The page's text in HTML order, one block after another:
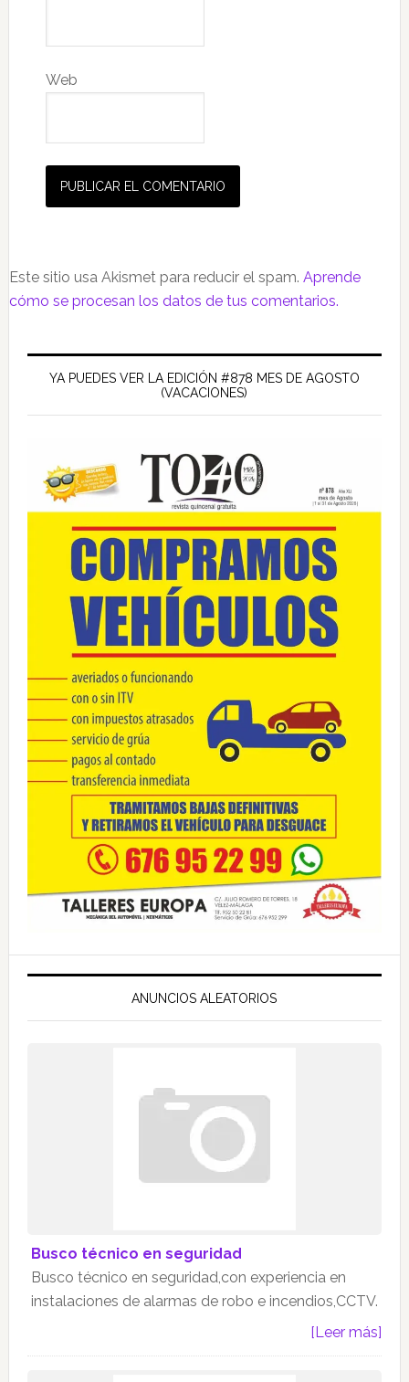
Web
Este sitio usa Akismet para reducir el spam. Aprende
cómo se procesan los datos de tus comentarios.
Barra
lateral
principal
YA PUEDES VER LA EDICIÓN #878 MES DE AGOSTO
(VACACIONES)
ANUNCIOS ALEATORIOS
Busco técnico en seguridad
Busco técnico en seguridad,con experiencia en
instalaciones de alarmas de robo e incendios,CCTV.
[Leer más]